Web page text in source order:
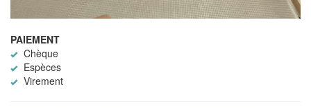
PAIEMENT
Chèque
Espèces
Virement